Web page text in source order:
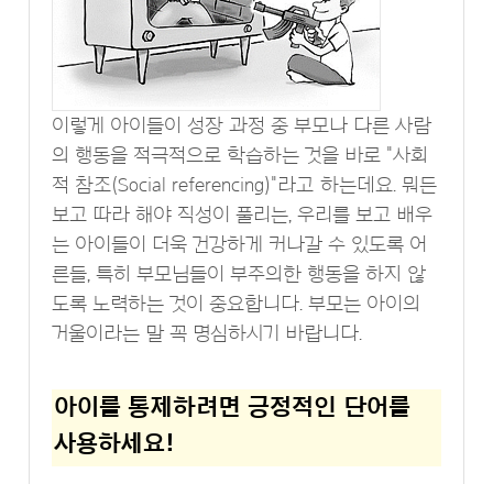
이렇게 아이들이 성장 과정 중 부모나 다른 사람
의 행동을 적극적으로 학습하는 것을 바로 "사회
적 참조(Social referencing)"라고 하는데요. 뭐든
보고 따라 해야 직성이 풀리는, 우리를 보고 배우
는 아이들이 더욱 건강하게 커나갈 수 있도록 어
른들, 특히 부모님들이 부주의한 행동을 하지 않
도록 노력하는 것이 중요합니다. 부모는 아이의
거울이라는 말 꼭 명심하시기 바랍니다.
아이를 통제하려면 긍정적인 단어를
사용하세요!